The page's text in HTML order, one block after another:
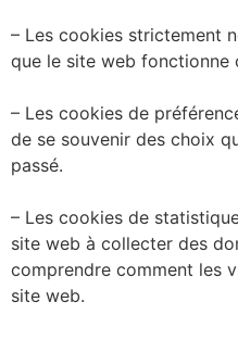
– Les cookies strictement
que le site web fonctionne
– Les cookies de
de se souvenir des choix
passé.
– Les cookies de
site web à collecter des
comprendre comment les
site web.